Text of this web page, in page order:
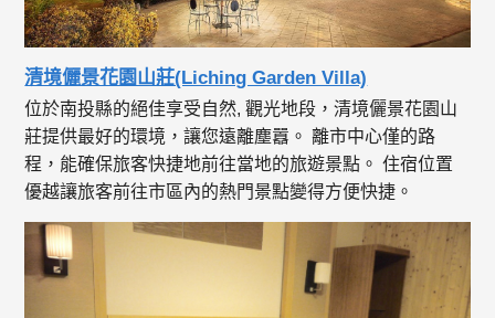
清境儷景花園山莊(Liching Garden Villa)
位於南投縣的絕佳享受自然, 觀光地段，清境儷景花園山
莊提供最好的環境，讓您遠離塵囂。 離市中心僅的路
程，能確保旅客快捷地前往當地的旅遊景點。 住宿位置
優越讓旅客前往市區內的熱門景點變得方便快捷。